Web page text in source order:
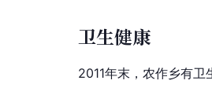
卫生健康
2011年末，农作乡有